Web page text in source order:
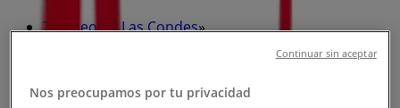
Tiendeo en Las Condes»
Ofertas de Ropa, Zapatos y Accesorios en Las
Bata en Las Condes»
Nos preocupamos por tu privacidad
Continuar sin aceptar